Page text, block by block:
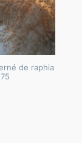
de raphia